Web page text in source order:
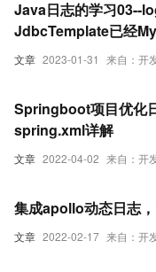
文章 2023-01-31 来自：开
Java日志的学习03--
JdbcTemplate已经
文章 2022-04-02 来自：开
Springboot项目优化
spring.xml详解
文章 2022-02-17 来自：开
集成apollo动态日志